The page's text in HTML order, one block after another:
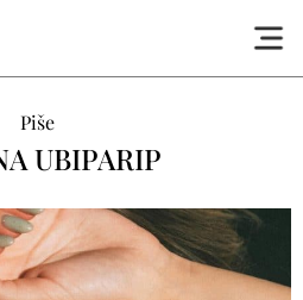
Piše
UBIPARIP